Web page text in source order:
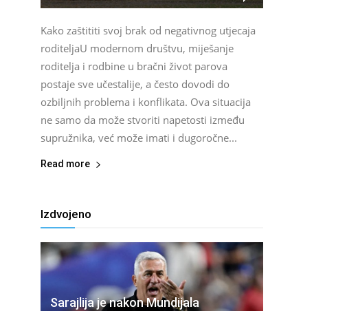
Kako zaštititi svoj brak od negativnog utjecaja
roditeljaU modernom društvu, miješanje
roditelja i rodbine u bračni život parova
postaje sve učestalije, a često dovodi do
ozbiljnih problema i konflikata. Ova situacija
ne samo da može stvoriti napetosti između
supružnika, već može imati i dugoročne...
Read more
Izdvojeno
Sarajlija je nakon Mundijala